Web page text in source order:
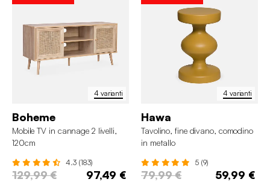
4 varianti
Boheme
Mobile TV in cannage 2 livelli,
120cm
4.3 (183)
129,99 € 97,49 €
4 varianti
Hawa
Tavolino, fine divano, comodino
in metallo
5 (9)
79,99 € 59,99 €